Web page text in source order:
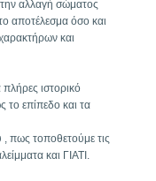
αλλαγή σώματος
αποτέλεσμα όσο και
και
ιστορικό
επίπεδο και τα
πως τοποθετούμε τις
και ΓΙΑΤΙ.